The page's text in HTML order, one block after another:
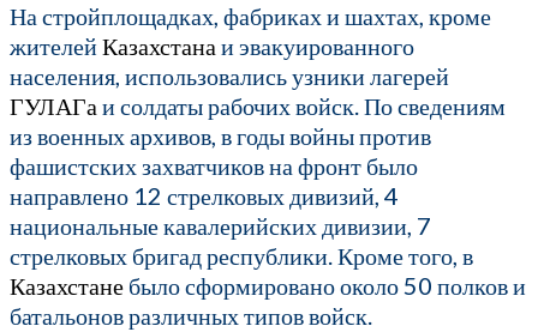
На стройплощадках, фабриках и шахтах, кроме
жителейКазахстана и эвакуированного
населения, использовались узники лагерей
ГУЛАГа и солдаты рабочих войск. По сведениям
из военных архивов, в годы войны против
фашистских захватчиков на фронт было
направлено 12 стрелковых дивизий, 4
национальные кавалерийских дивизии, 7
стрелковых бригад республики. Кроме того, в
Казахстане было сформировано около 50 полков и
батальонов различных типов войск.